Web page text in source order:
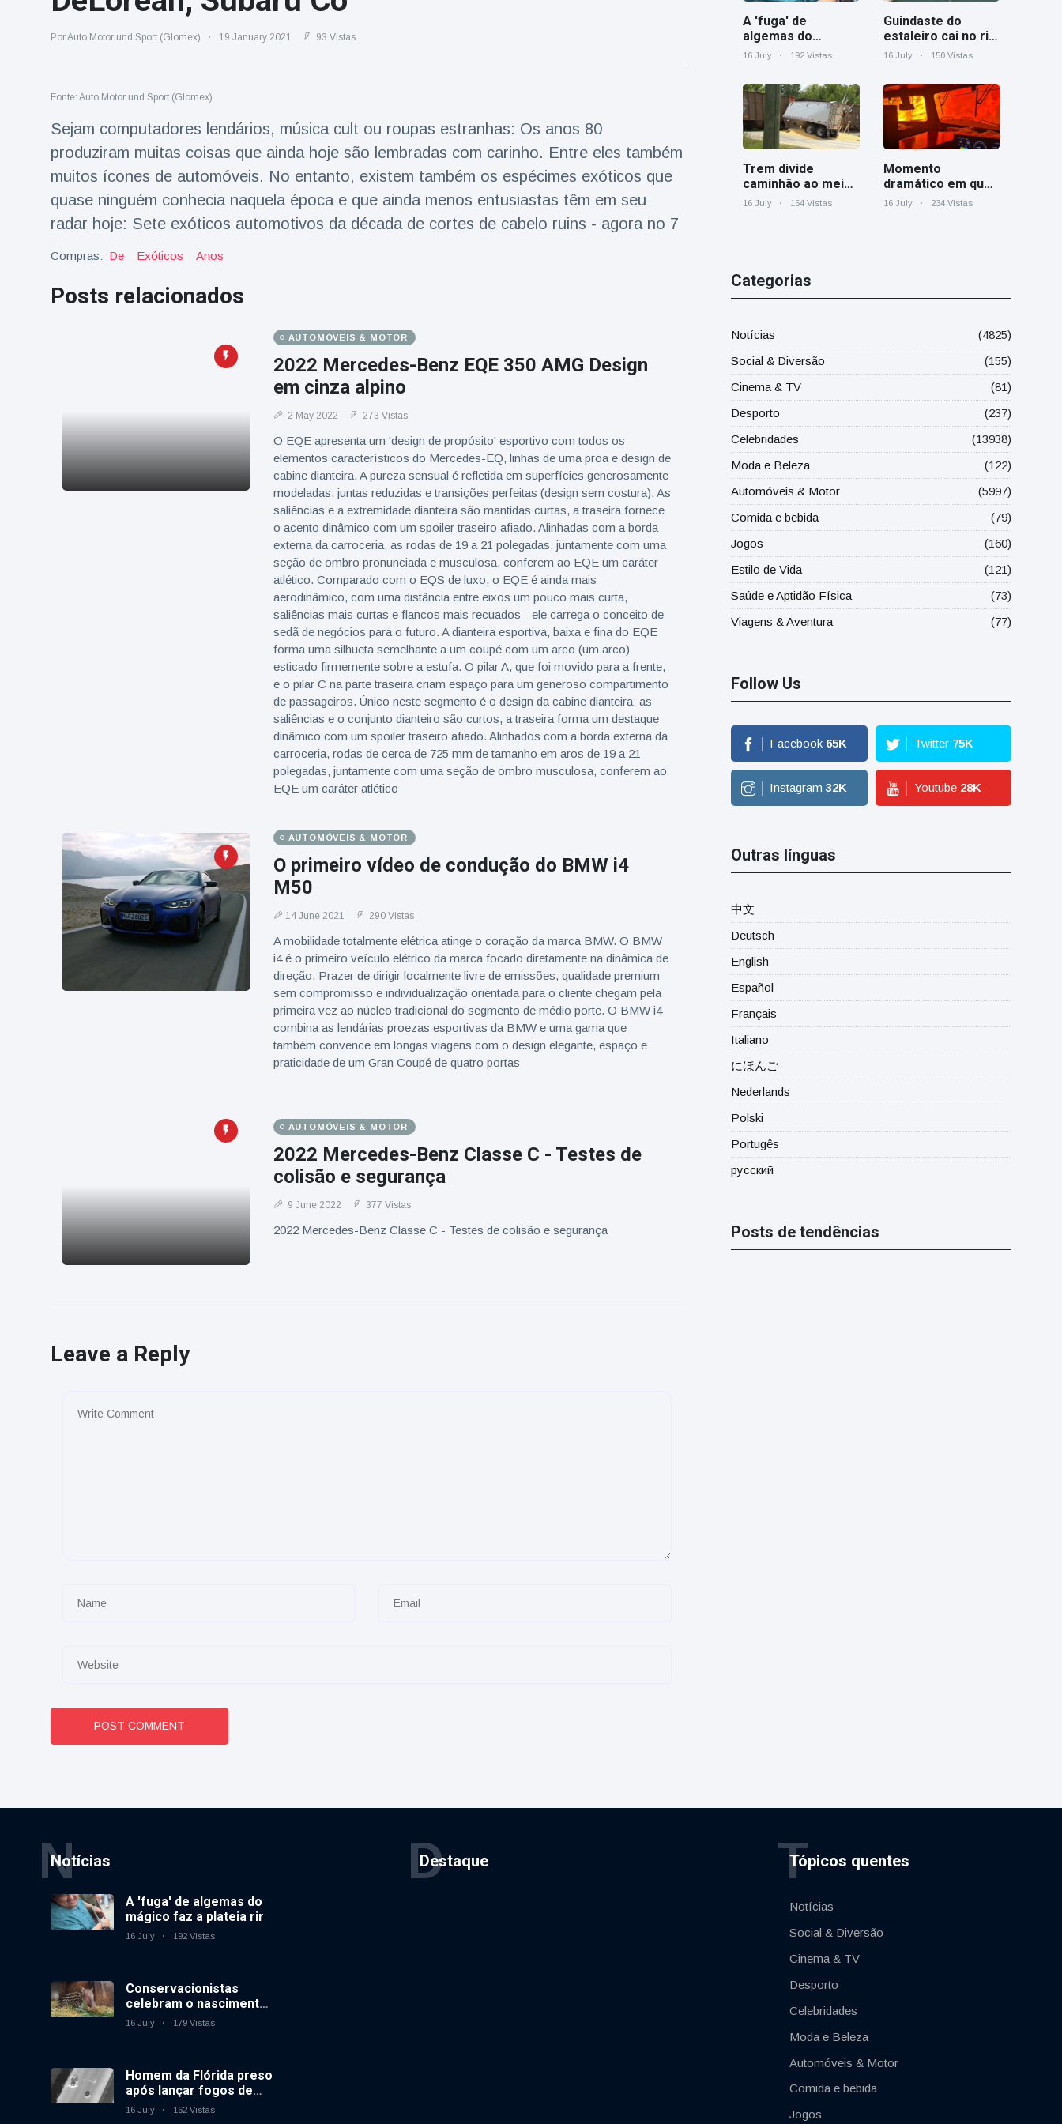
Viagens & Aventura
(77)
Notícias mais recentes
algemas do
mágico faz a
plateia rir
16 July 192 Vistas
Conservacionistas
celebram o
nascimento do
baixas terras no
Reino Unido em 14
anos
16 July 179 Vistas
Homem da Flórida
preso após lançar
Por Auto Motor und Sport (Glomex) 19 January 2021 93 Vistas
Fonte: Auto Motor und Sport (Glomex)
Sejam computadores lendários, música cult ou roupas estranhas: Os anos 80
produziram muitas coisas que ainda hoje são lembradas com carinho. Entre eles também
muitos ícones de automóveis. No entanto, existem também os espécimes exóticos que
quase ninguém conhecia naquela época e que ainda menos entusiastas têm em seu
radar hoje: Sete exóticos automotivos da década de cortes de cabelo ruins - agora no 7
Compras: De Exóticos Anos
Posts relacionados
AUTOMÓVEIS & MOTOR
2022 Mercedes-Benz EQE 350 AMG Design
em cinza alpino
2 May 2022 273 Vistas
O EQE apresenta um 'design de propósito' esportivo com todos os
elementos característicos do Mercedes-EQ, linhas de uma proa e design de
cabine dianteira. A pureza sensual é refletida em superfícies generosamente
modeladas, juntas reduzidas e transições perfeitas (design sem costura). As
saliências e a extremidade dianteira são mantidas curtas, a traseira fornece
o acento dinâmico com um spoiler traseiro afiado. Alinhadas com a borda
externa da carroceria, as rodas de 19 a 21 polegadas, juntamente com uma
seção de ombro pronunciada e musculosa, conferem ao EQE um caráter
atlético. Comparado com o EQS de luxo, o EQE é ainda mais
aerodinâmico, com uma distância entre eixos um pouco mais curta,
saliências mais curtas e flancos mais recuados - ele carrega o conceito de
sedã de negócios para o futuro. A dianteira esportiva, baixa e fina do EQE
forma uma silhueta semelhante a um coupé com um arco (um arco)
esticado firmemente sobre a estufa. O pilar A, que foi movido para a frente,
e o pilar C na parte traseira criam espaço para um generoso compartimento
de passageiros. Único neste segmento é o design da cabine dianteira: as
saliências e o conjunto dianteiro são curtos, a traseira forma um destaque
dinâmico com um spoiler traseiro afiado. Alinhados com a borda externa da
carroceria, rodas de cerca de 725 mm de tamanho em aros de 19 a 21
polegadas, juntamente com uma seção de ombro musculosa, conferem ao
EQE um caráter atlético
AUTOMÓVEIS & MOTOR
O primeiro vídeo de condução do BMW i4
M50
14 June 2021 290 Vistas
A mobilidade totalmente elétrica atinge o coração da marca BMW. O BMW
i4 é o primeiro veículo elétrico da marca focado diretamente na dinâmica de
direção. Prazer de dirigir localmente livre de emissões, qualidade premium
sem compromisso e individualização orientada para o cliente chegam pela
primeira vez ao núcleo tradicional do segmento de médio porte. O BMW i4
combina as lendárias proezas esportivas da BMW e uma gama que
também convence em longas viagens com o design elegante, espaço e
praticidade de um Gran Coupé de quatro portas
AUTOMÓVEIS & MOTOR
2022 Mercedes-Benz Classe C - Testes de
colisão e segurança
9 June 2022 377 Vistas
2022 Mercedes-Benz Classe C - Testes de colisão e segurança
Leave a Reply
POST COMMENT
A 'fuga' de
algemas do
mágico faz a
16 July 192 Vistas
Guindaste do
estaleiro cai no rio
Cooper perto de
16 July 150 Vistas
Trem divide
caminhão ao meio
em cruzamento
16 July 164 Vistas
Momento
dramático em que
um trem de carga
16 July 234 Vistas
Categorias
Notícias
(4825)
Social & Diversão
(155)
Cinema & TV
(81)
Desporto
(237)
Celebridades
(13938)
Moda e Beleza
(122)
Automóveis & Motor
(5997)
Comida e bebida
(79)
Jogos
(160)
Estilo de Vida
(121)
Saúde e Aptidão Física
(73)
Viagens & Aventura
(77)
Follow Us
Facebook 65K Twitter 75K
Instagram 32K Youtube 28K
Outras línguas
中文
Deutsch
English
Español
Français
Italiano
にほんご
Nederlands
Polski
Portugês
русский
Posts de tendências
Notícias
N
A 'fuga' de algemas do
mágico faz a plateia rir
16 July 192 Vistas
Conservacionistas
celebram o nascimento
do primeiro tapir de
16 July 179 Vistas
Homem da Flórida preso
após lançar fogos de
artifício de um carro em
16 July 162 Vistas
Destaque
D Tópicos quentes
T
Notícias
Social & Diversão
Cinema & TV
Desporto
Celebridades
Moda e Beleza
Automóveis & Motor
Comida e bebida
Jogos